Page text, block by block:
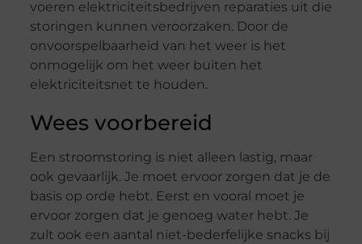
voeren elektriciteitsbedrijven reparaties uit die
storingen kunnen veroorzaken. Door de
onvoorspelbaarheid van het weer is het
onmogelijk om het weer buiten het
elektriciteitsnet te houden.
Wees voorbereid
Een stroomstoring is niet alleen lastig, maar
ook gevaarlijk. Je moet ervoor zorgen dat je de
basis op orde hebt. Eerst en vooral moet je
ervoor zorgen dat je genoeg water hebt. Je
zult ook een aantal niet-bederfelijke snacks bij